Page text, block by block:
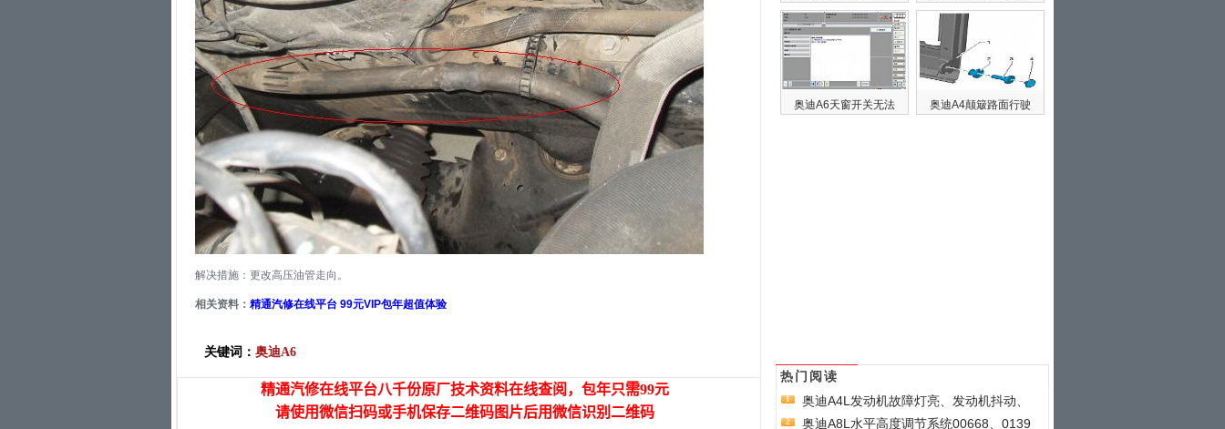
解决措施：更改高压油管走向。
相关资料： 精通汽修在线平台 99元VIP包年超值体验
关键词： 奥迪A6
奥迪A6天窗开关无法 奥迪A4颠簸路面行驶
热门阅读
1 奥迪A4L发动机故障灯亮、发动机抖动、
2 奥迪A8L水平高度调节系统00668、0139